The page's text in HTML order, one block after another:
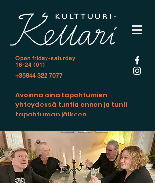
Open friday-saturday
18-24 (01)
+35844 322 7077
Avoinna aina tapahtumien
yhteydessä tuntia ennen ja tunti
tapahtuman jälkeen.